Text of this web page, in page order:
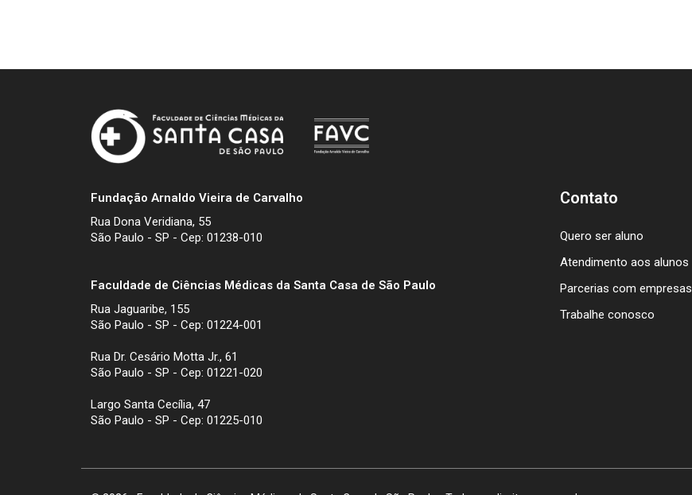
Fundação Arnaldo Vieira de Carvalho
Rua Dona Veridiana, 55
São Paulo - SP - Cep: 01238-010
Faculdade de Ciências Médicas da Santa Casa de São Paulo
Rua Jaguaribe, 155
São Paulo - SP - Cep: 01224-001
Rua Dr. Cesário Motta Jr., 61
São Paulo - SP - Cep: 01221-020
Largo Santa Cecília, 47
São Paulo - SP - Cep: 01225-010
Contato
Quero ser aluno
Atendimento aos alunos
Parcerias com empresas
Trabalhe conosco